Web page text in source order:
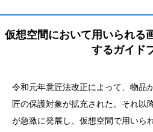
仮想空間において用いられる
するガイド
令和元年意匠法改正によって、物品
匠の保護対象が拡充された。それ以
が急激に発展し、仮想空間で⽤いら